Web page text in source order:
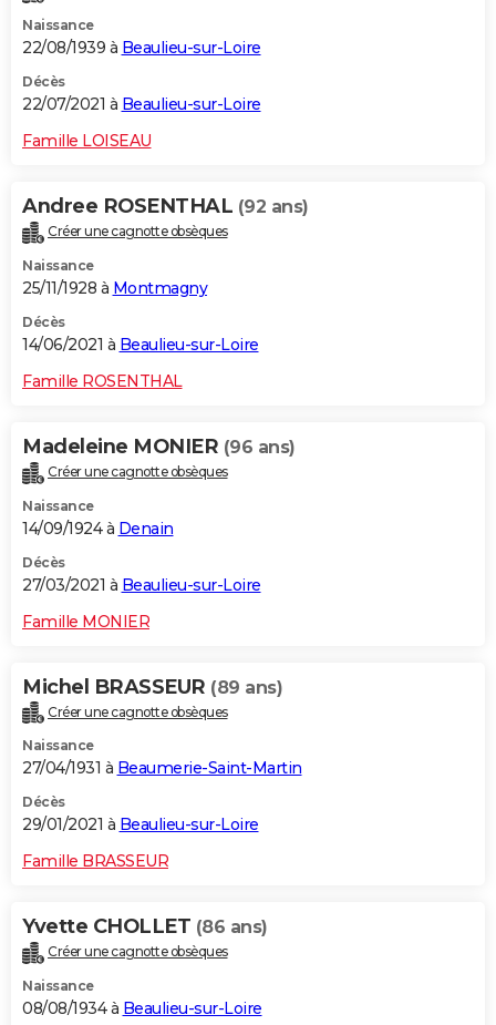
Naissance
22/08/1939 à Beaulieu-sur-Loire
Décès
22/07/2021 à Beaulieu-sur-Loire
Famille LOISEAU
Andree ROSENTHAL (92 ans)
Créer une cagnotte obsèques
Naissance
25/11/1928 à Montmagny
Décès
14/06/2021 à Beaulieu-sur-Loire
Famille ROSENTHAL
Madeleine MONIER (96 ans)
Créer une cagnotte obsèques
Naissance
14/09/1924 à Denain
Décès
27/03/2021 à Beaulieu-sur-Loire
Famille MONIER
Michel BRASSEUR (89 ans)
Créer une cagnotte obsèques
Naissance
27/04/1931 à Beaumerie-Saint-Martin
Décès
29/01/2021 à Beaulieu-sur-Loire
Famille BRASSEUR
Yvette CHOLLET (86 ans)
Créer une cagnotte obsèques
Naissance
08/08/1934 à Beaulieu-sur-Loire